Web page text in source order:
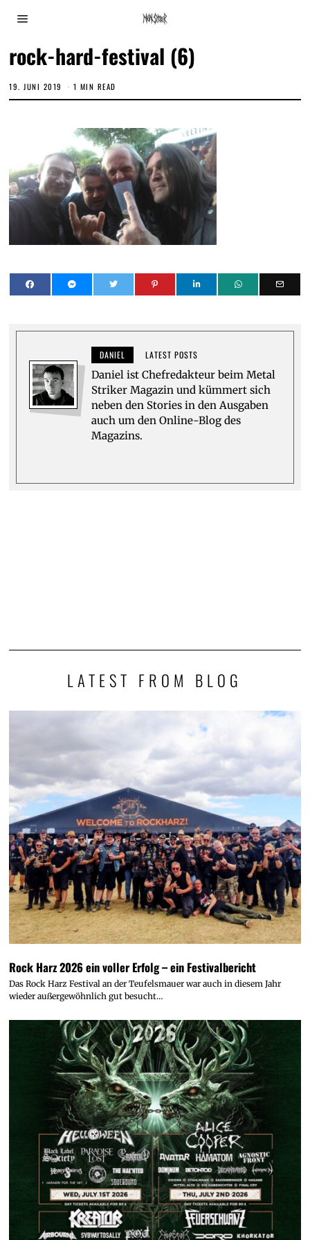
rock-hard-festival (6)
19. JUNI 2019 1 MIN READ
DANIEL LATEST POSTS
Daniel ist Chefredakteur beim Metal
Striker Magazin und kümmert sich
neben den Stories in den Ausgaben
auch um den Online-Blog des
Magazins.
LATEST FROM BLOG
Rock Harz 2026 ein voller Erfolg – ein Festivalbericht
Das Rock Harz Festival an der Teufelsmauer war auch in diesem Jahr
wieder außergewöhnlich gut besucht…